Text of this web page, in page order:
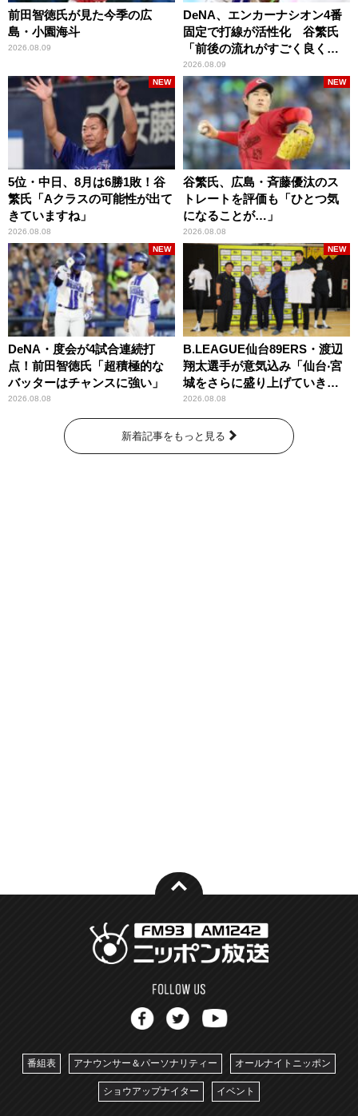
前田智徳氏が見た今季の広
島・小園海斗
2026.08.09
DeNA、エンカーナシオン4番
固定で打線が活性化 谷繁氏
「前後の流れがすごく良くな
りましたね」
2026.08.09
5位・中日、8月は6勝1敗！谷
繁氏「Aクラスの可能性が出て
きていますね」
2026.08.08
NEW
谷繁氏、広島・斉藤優汰のス
トレートを評価も「ひとつ気
になることが…」
2026.08.08
NEW
DeNA・度会が4試合連続打
点！前田智徳氏「超積極的な
バッターはチャンスに強い」
2026.08.08
NEW
B.LEAGUE仙台89ERS・渡辺
翔太選手が意気込み「仙台‧宮
城をさらに盛り上げていきた
いです」
2026.08.08
NEW
新着記事をもっと見る
番組表 アナウンサー＆パーソナリティー オールナイトニッポン
ショウアップナイター イベント